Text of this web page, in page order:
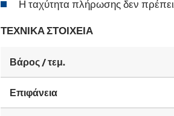
Η ταχύτητα πλήρωσης δεν
ΤΕΧΝΙΚΆ ΣΤΟΙΧΕΊΑ
Βάρος / τεμ.
Επιφάνεια